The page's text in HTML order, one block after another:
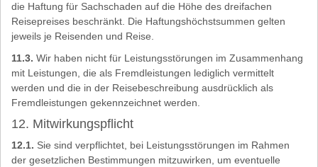
die Haftung für Sachschaden auf die Höhe des dreifachen
Reisepreises beschränkt. Die Haftungshöchstsummen gelten
jeweils je Reisenden und Reise.
11.3. Wir haben nicht für Leistungsstörungen im Zusammenhang
mit Leistungen, die als Fremdleistungen lediglich vermittelt
werden und die in der Reisebeschreibung ausdrücklich als
Fremdleistungen gekennzeichnet werden.
12. Mitwirkungspflicht
12.1. Sie sind verpflichtet, bei Leistungsstörungen im Rahmen
der gesetzlichen Bestimmungen mitzuwirken, um eventuelle